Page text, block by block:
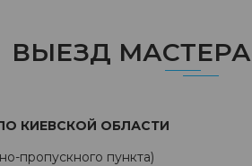
ВЫЕЗД
КИЕВСКОЙ ОБЛАСТИ
пропускного пункта)